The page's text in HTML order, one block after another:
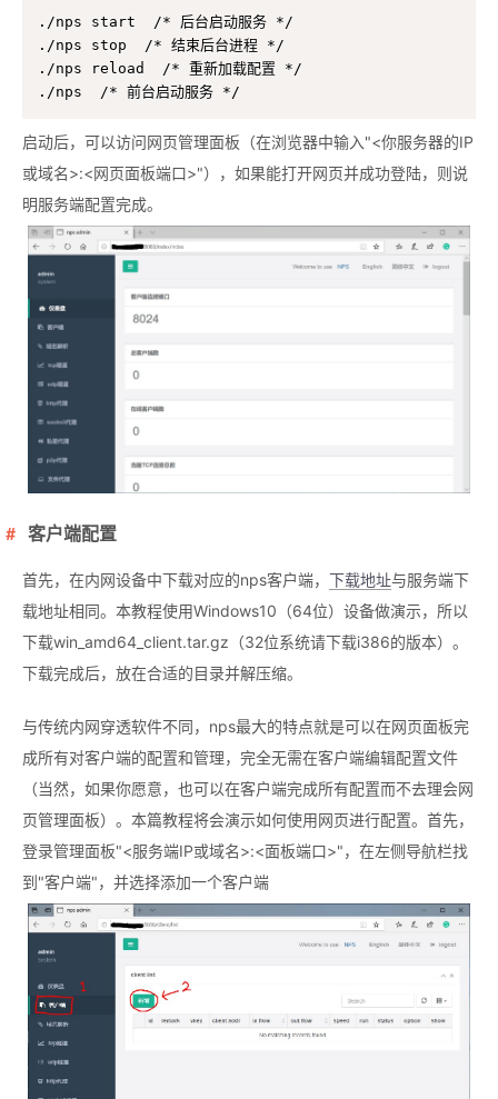
./nps start  /* 后台启动服务 */
./nps stop  /* 结束后台进程 */
./nps reload  /* 重新加载配置 */
./nps  /* 前台启动服务 */
启动后，可以访问网页管理面板（在浏览器中输入"<你服务器的IP
或域名>:<网页面板端口>"），如果能打开网页并成功登陆，则说
明服务端配置完成。
客户端配置
首先，在内网设备中下载对应的nps客户端， 下载地址与服务端下
载地址相同。本教程使用Windows10（64位）设备做演示，所以
下载win_amd64_client.tar.gz（32位系统请下载i386的版本）。
下载完成后，放在合适的目录并解压缩。
与传统内网穿透软件不同，nps最大的特点就是可以在网页面板完
成所有对客户端的配置和管理，完全无需在客户端编辑配置文件
（当然，如果你愿意，也可以在客户端完成所有配置而不去理会网
页管理面板）。本篇教程将会演示如何使用网页进行配置。首先，
登录管理面板"<服务端IP或域名>:<面板端口>"，在左侧导航栏找
到"客户端"，并选择添加一个客户端